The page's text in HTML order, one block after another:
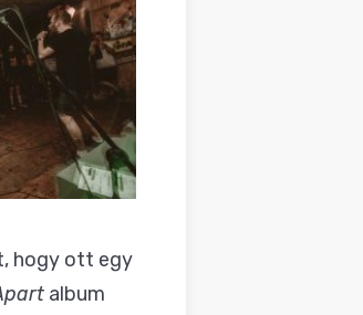
hogy ott egy
album